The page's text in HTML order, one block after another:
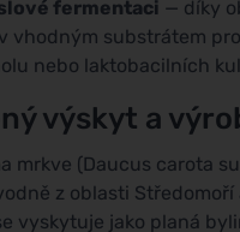
fermentaci — díky
vhodným substrátem
nebo laktobacilních
výskyt a
mrkve (Daucus carota
z oblasti
vyskytuje jako planá